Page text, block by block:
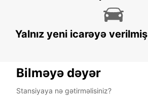
SILKEBORG - IKC
SILKEBORG - DENMARK
Yalnız yeni icarəyə
Bilməyə dəyər
Stansiyaya nə gətirməlisiniz?